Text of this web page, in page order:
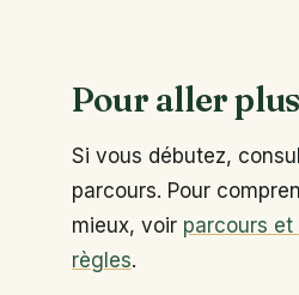
Pour aller
Si vous débutez,
parcours. Pour
mieux, voir parcours et
règles.